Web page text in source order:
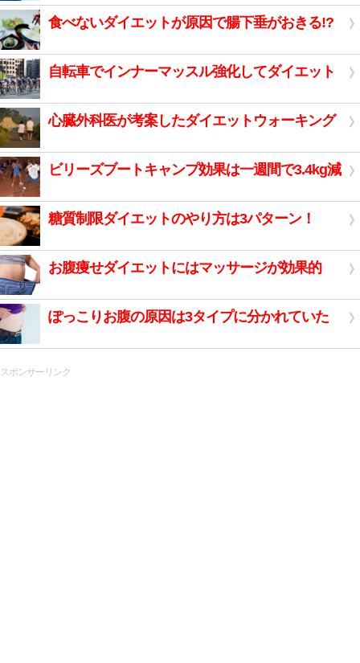
食べないダイエットが原因で腸下垂がおきる!?
自転車でインナーマッスル強化してダイエット
心臓外科医が考案したダイエットウォーキング
ビリーズブートキャンプ効果は一週間で3.4kg減
糖質制限ダイエットのやり方は3パターン！
お腹痩せダイエットにはマッサージが効果的
ぽっこりお腹の原因は3タイプに分かれていた
スポンサーリンク